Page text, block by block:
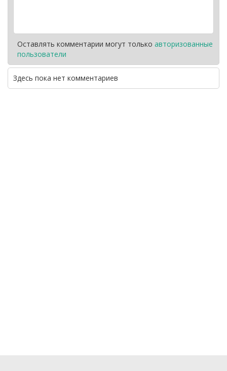
Оставлять комментарии могут только авторизованные
пользователи
Здесь пока нет комментариев